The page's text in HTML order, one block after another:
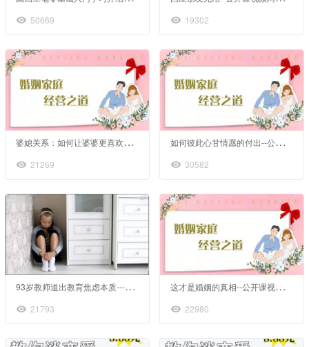
50669 19302
婆
媳关系：如何让婆婆更喜欢你--公开课视频网课婚姻情感家庭心理咨询
21269
如
何彼此心甘情愿的付出--公开课视频网课婚姻情感家庭心理咨询
30582
9
3岁教师道出教育焦虑本质---小视频分享
21793
这
才是婚姻的真相--公开课视频网课婚姻情感家庭心理咨询
22980